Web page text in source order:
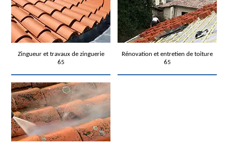
Zingueur et travaux de zinguerie
65
Rénovation et entretien de toiture
65